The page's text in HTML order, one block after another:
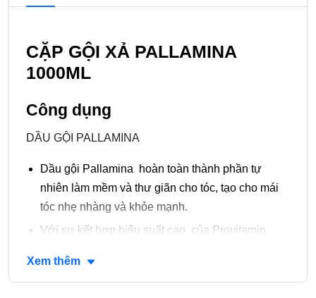
CẶP GỘI XẢ PALLAMINA
1000ML
Công dụng
DẦU GỘI PALLAMINA
Dầu gội Pallamina hoàn toàn thành phần tự
nhiên làm mềm và thư giãn cho tóc, tạo cho mái
tóc nhẹ nhàng và khỏe mạnh.
Với sự kết hợp hiệu suất cao của Provitamin
sợi tóc, Collagen giúp tóc dày và tăng kích thước,
Xem thêm